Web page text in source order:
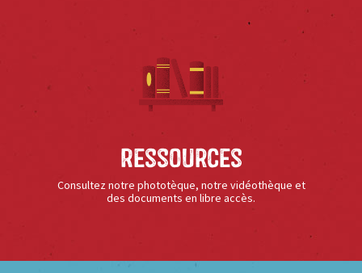
Ressources
Consultez notre phototèque, notre vidéothèque et
des documents en libre accès.